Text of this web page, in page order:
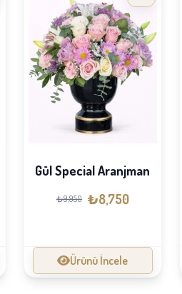
Gül Special Aranjman
₺9,950 ₺8,750
Ürünü İncele